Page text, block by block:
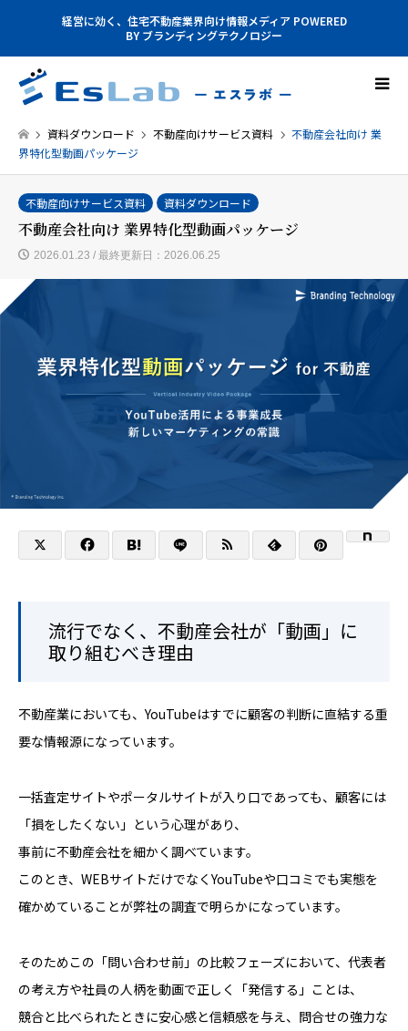
経営に効く、住宅不動産業界向け情報メディア POWERED
BY ブランディングテクノロジー
資料ダウンロード 不動産向けサービス資料
不動産会社向け 業
界特化型動画パッケージ
不動産向けサービス資料 資料ダウンロード
不動産会社向け 業界特化型動画パッケージ
2026.01.23 / 最終更新日：2026.06.25
流行でなく、不動産会社が「動画」に
取り組むべき理由
不動産業においても、YouTubeはすでに顧客の判断に直結する重
要な情報源になっています。
一括査定サイトやポータルサイトが入り口であっても、顧客には
「損をしたくない」という心理があり、
事前に不動産会社を細かく調べています。
このとき、WEBサイトだけでなくYouTubeや口コミでも実態を
確かめていることが弊社の調査で明らかになっています。
そのためこの「問い合わせ前」の比較フェーズにおいて、代表者
の考え方や社員の人柄を動画で正しく「発信する」ことは、
競合と比べられたときに安心感と信頼感を与え、問合せの強力な